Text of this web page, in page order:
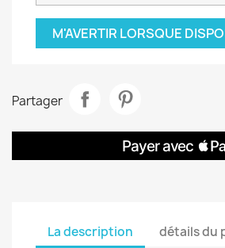
M'AVERTIR LORSQUE
Partager
La description détails du